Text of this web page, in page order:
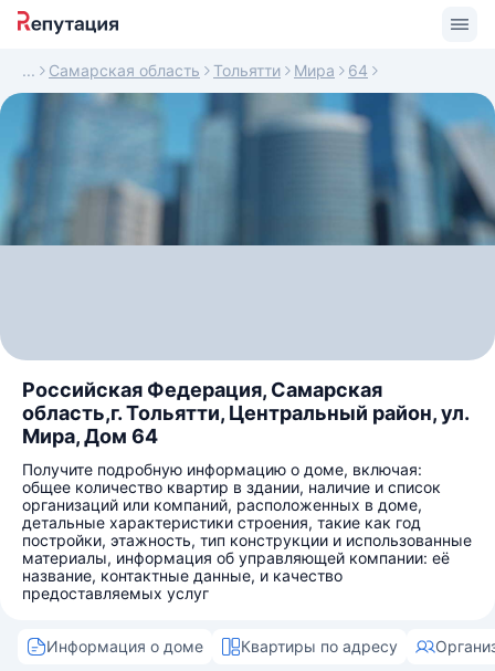
Самарская область Тольятти Мира 64
Российская Федерация, Самарская
область,г. Тольятти, Центральный район, ул.
Мира, Дом 64
Получите подробную информацию о доме, включая:
общее количество квартир в здании, наличие и список
организаций или компаний, расположенных в доме,
детальные характеристики строения, такие как год
постройки, этажность, тип конструкции и использованные
материалы, информация об управляющей компании: её
название, контактные данные, и качество
предоставляемых услуг
Информация о доме Квартиры по адресу